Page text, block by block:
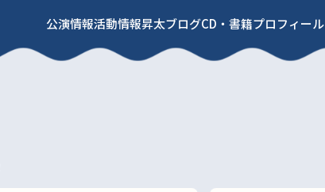
公演情報活動情報昇太ブログCD・書籍プロフィール